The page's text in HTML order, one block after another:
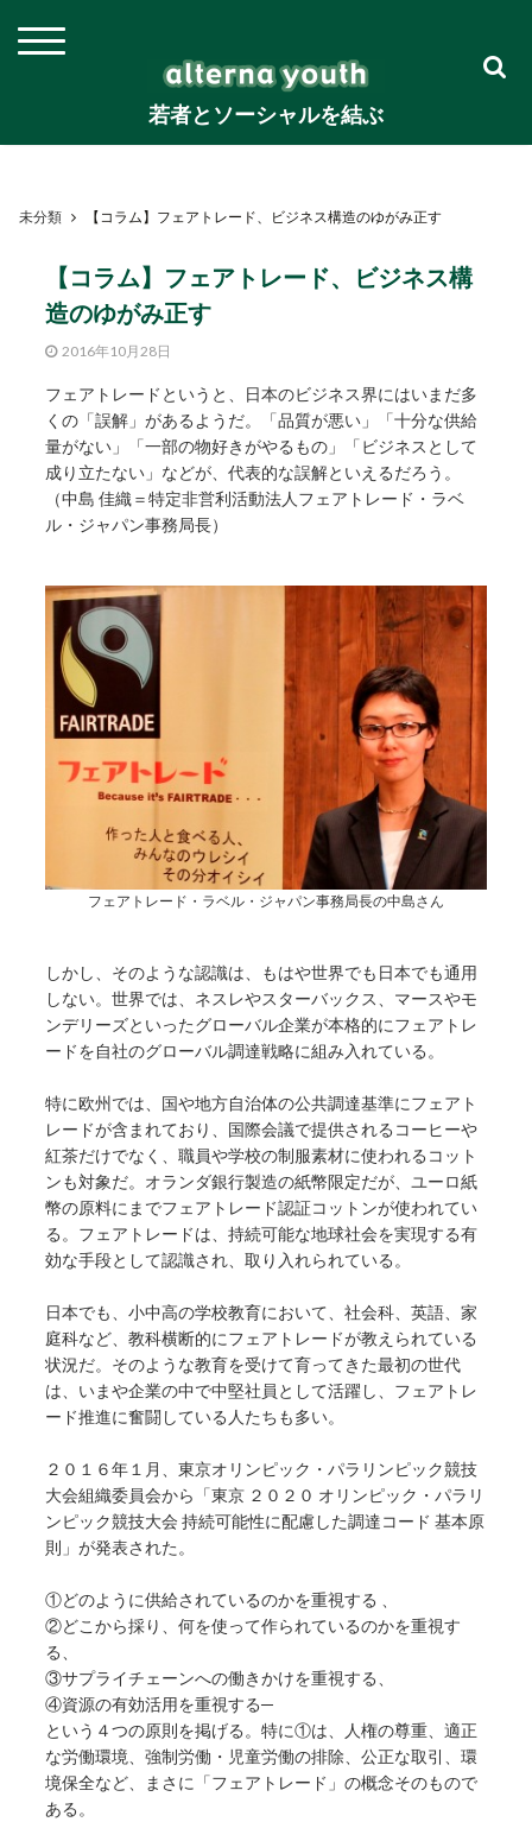
若者とソーシャルを結ぶ
未分類 【コラム】フェアトレード、ビジネス構造のゆがみ正す
【コラム】フェアトレード、ビジネス構
造のゆがみ正す
2016年10月28日
フェアトレードというと、日本のビジネス界にはいまだ多
くの「誤解」があるようだ。「品質が悪い」「十分な供給
量がない」「一部の物好きがやるもの」「ビジネスとして
成り立たない」などが、代表的な誤解といえるだろう。
（中島 佳織＝特定非営利活動法人フェアトレード・ラベ
ル・ジャパン事務局長）
フェアトレード・ラベル・ジャパン事務局長の中島さん
しかし、そのような認識は、もはや世界でも日本でも通用
しない。世界では、ネスレやスターバックス、マースやモ
ンデリーズといったグローバル企業が本格的にフェアトレ
ードを自社のグローバル調達戦略に組み入れている。
特に欧州では、国や地方自治体の公共調達基準にフェアト
レードが含まれており、国際会議で提供されるコーヒーや
紅茶だけでなく、職員や学校の制服素材に使われるコット
ンも対象だ。オランダ銀行製造の紙幣限定だが、ユーロ紙
幣の原料にまでフェアトレード認証コットンが使われてい
る。フェアトレードは、持続可能な地球社会を実現する有
効な手段として認識され、取り入れられている。
日本でも、小中高の学校教育において、社会科、英語、家
庭科など、教科横断的にフェアトレードが教えられている
状況だ。そのような教育を受けて育ってきた最初の世代
は、いまや企業の中で中堅社員として活躍し、フェアトレ
ード推進に奮闘している人たちも多い。
２０１６年１月、東京オリンピック・パラリンピック競技
大会組織委員会から「東京 ２０２０ オリンピック・パラリ
ンピック競技大会 持続可能性に配慮した調達コード 基本原
則」が発表された。
①どのように供給されているのかを重視する 、
②どこから採り、何を使って作られているのかを重視す
る、
③サプライチェーンへの働きかけを重視する、
④資源の有効活用を重視する─
という４つの原則を掲げる。特に①は、人権の尊重、適正
な労働環境、強制労働・児童労働の排除、公正な取引、環
境保全など、まさに「フェアトレード」の概念そのもので
ある。